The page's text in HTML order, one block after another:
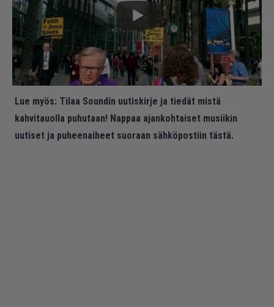
Lue myös: Tilaa Soundin uutiskirje ja tiedät mistä
kahvitauolla puhutaan! Nappaa ajankohtaiset musiikin
uutiset ja puheenaiheet suoraan sähköpostiin tästä.